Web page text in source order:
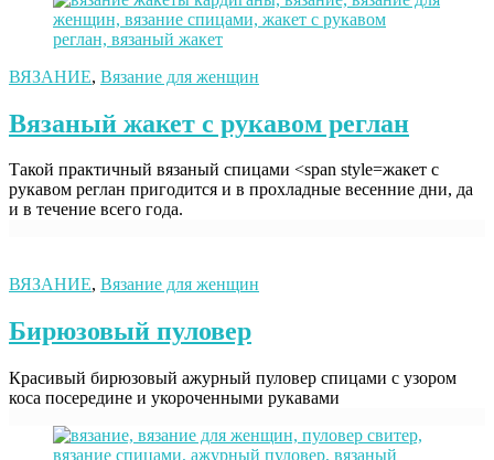
ВЯЗАНИЕ, Вязание для женщин
Вязаный жакет с рукавом реглан
Такой практичный вязаный спицами <span style=жакет с
рукавом реглан пригодится и в прохладные весенние дни, да
и в течение всего года.
ВЯЗАНИЕ, Вязание для женщин
Бирюзовый пуловер
Красивый бирюзовый ажурный пуловер спицами с узором
коса посередине и укороченными рукавами